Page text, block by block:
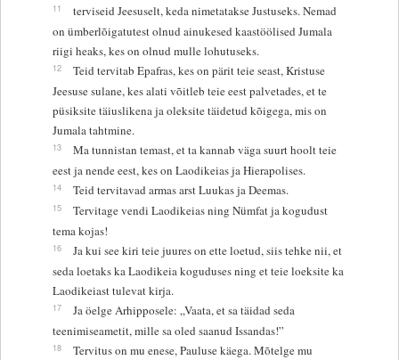
11
terviseid Jeesuselt, keda nimetatakse Justuseks. Nemad
on ümberlõigatutest olnud ainukesed kaastöölised Jumala
riigi heaks, kes on olnud mulle lohutuseks.
12
Teid tervitab Epafras, kes on pärit teie seast, Kristuse
Jeesuse sulane, kes alati võitleb teie eest palvetades, et te
püsiksite täiuslikena ja oleksite täidetud kõigega, mis on
Jumala tahtmine.
13
Ma tunnistan temast, et ta kannab väga suurt hoolt teie
eest ja nende eest, kes on Laodikeias ja Hierapolises.
14 Teid tervitavad armas arst Luukas ja Deemas.
15
Tervitage vendi Laodikeias ning Nümfat ja kogudust
tema kojas!
16
Ja kui see kiri teie juures on ette loetud, siis tehke nii, et
seda loetaks ka Laodikeia koguduses ning et teie loeksite ka
Laodikeiast tulevat kirja.
17
Ja öelge Arhipposele: „Vaata, et sa täidad seda
teenimiseametit, mille sa oled saanud Issandas!”
18 Tervitus on mu enese, Pauluse käega. Mõtelge mu